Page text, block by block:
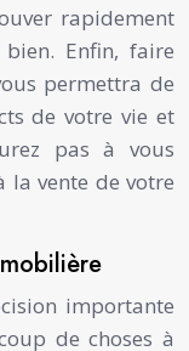
rapidement
Enfin, faire
permettra de
de votre vie et
pas à vous
la vente de votre
importante
de choses à